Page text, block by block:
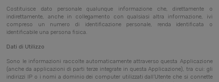
Costituisce dato personale qualunque informazione che, direttamente o
indirettamente, anche in collegamento con qualsiasi altra informazione, ivi
compreso un numero di identificazione personale, renda identificata o
identificabile una persona fisica.
Dati di Utilizzo
Sono le informazioni raccolte automaticamente attraverso questa Applicazione
(anche da applicazioni di parti terze integrate in questa Applicazione), tra cui: gli
indirizzi IP o i nomi a dominio dei computer utilizzati dall’Utente che si connette